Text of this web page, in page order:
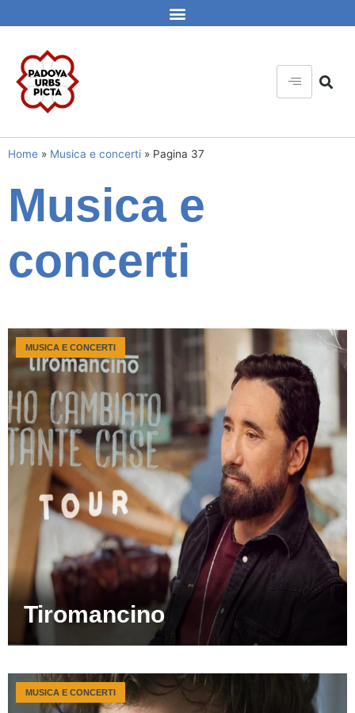
Home » Musica e concerti » Pagina 37
Musica e
concerti
Tiromancino
MUSICA E CONCERTI
MUSICA E CONCERTI